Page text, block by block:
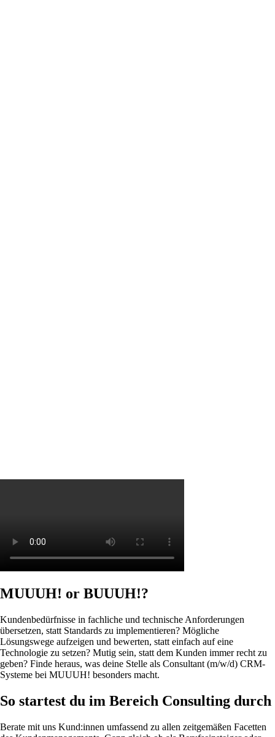
MUUUH! or BUUUH!?
Kundenbedürfnisse in fachliche und technische Anforderungen
übersetzen, statt Standards zu implementieren? Mögliche
Lösungswege aufzeigen und bewerten, statt einfach auf eine
Technologie zu setzen? Mutig sein, statt dem Kunden immer recht zu
geben? Finde heraus, was deine Stelle als Consultant (m/w/d) CRM-
Systeme bei MUUUH! besonders macht.
So startest du im Bereich Consulting durch
Berate mit uns Kund:innen umfassend zu allen zeitgemäßen Facetten